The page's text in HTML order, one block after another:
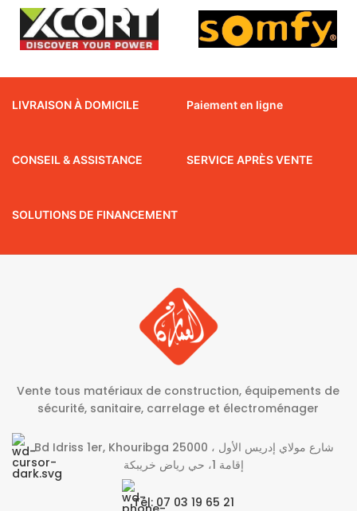
LIVRAISON À DOMICILE Paiement en ligne
CONSEIL & ASSISTANCE SERVICE APRÈS VENTE
SOLUTIONS DE FINANCEMENT
Vente tous matériaux de construction, équipements de
sécurité, sanitaire, carrelage et électroménager
Bd Idriss 1er, Khouribga 25000 شارع مولاي إدريس الأول ،
إقامة 1، حي رياض خريبكة
Tél: 07 03 19 65 21